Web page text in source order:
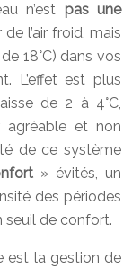
n’est pas une
l’air froid, mais
18°C) dans vos
L’effet est plus
de 2 à 4°C,
agréable et non
de ce système
» évités, un
des périodes
seuil de confort.
est la gestion de